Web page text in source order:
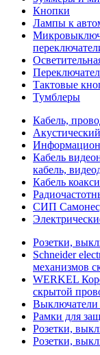
Кнопки
Лампы к
Тактовые
Тумблеры
Кабель,
Кабель
кабель,
Кабель
СИП
Розетки,
Schneider
механизмов
WERKEL
скрытой
Рамки для
Розетки,
Розетки,